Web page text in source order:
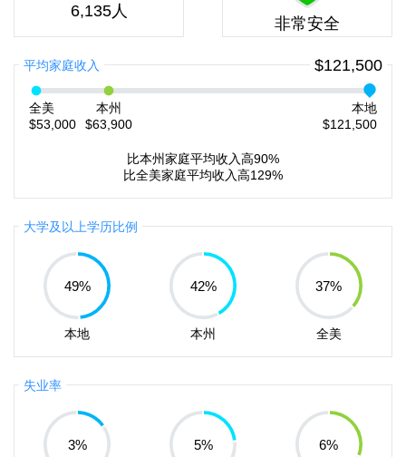
6,135人
非常安全
平均家庭收入 $121,500
全美
$53,000
本州
$63,900
本地
$121,500
比本州家庭平均收入高90%
比全美家庭平均收入高129%
大学及以上学历比例
49%
本地
42%
本州
37%
全美
失业率
3% 5% 6%